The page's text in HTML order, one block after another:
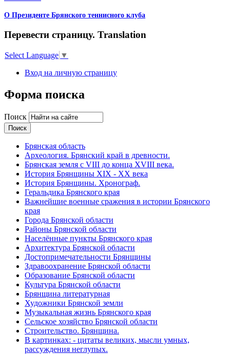
О Президенте Брянского теннисного клуба
Перевести страницу. Translation
Select Language ▼
Вход на личную страницу
Форма поиска
Поиск
Брянская область
Археология. Брянский край в древности.
Брянская земля с VIII до конца XVIII века.
История Брянщины XIX - XX века
История Брянщины. Хронограф.
Геральдика Брянского края
Важнейшие военные сражения в истории Брянского
края
Города Брянской области
Районы Брянской области
Населённые пункты Брянского края
Архитектура Брянской области
Достопримечательности Брянщины
Здравоохранение Брянской области
Образование Брянской области
Культура Брянской области
Брянщина литературная
Художники Брянской земли
Музыкальная жизнь Брянского края
Сельское хозяйство Брянской области
Строительство. Брянщина.
В картинках: - цитаты великих, мысли умных,
рассуждения неглупых.